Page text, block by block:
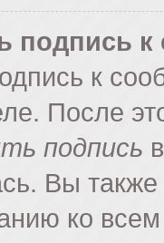
подпись
к
После
подпись
Вы
ко